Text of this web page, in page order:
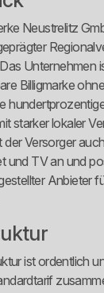
Neustrelitz
Unternehmen
Billigmarke
starker lokaler
der Versorger
und TV an und
Anbieter
ist ordentlich